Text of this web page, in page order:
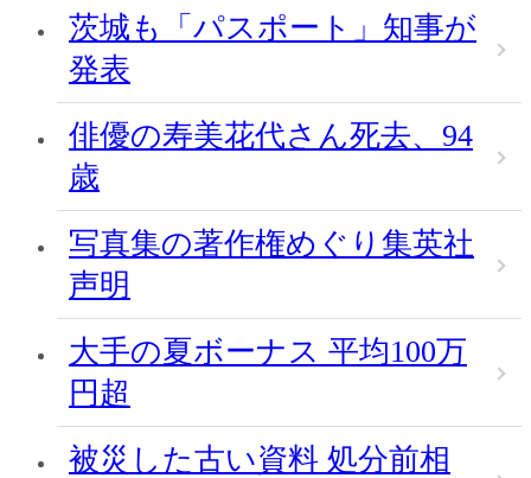
茨城も「パスポート」知事が
発表
俳優の寿美花代さん死去、94
歳
写真集の著作権めぐり集英社
声明
大手の夏ボーナス 平均100万
円超
被災した古い資料 処分前相